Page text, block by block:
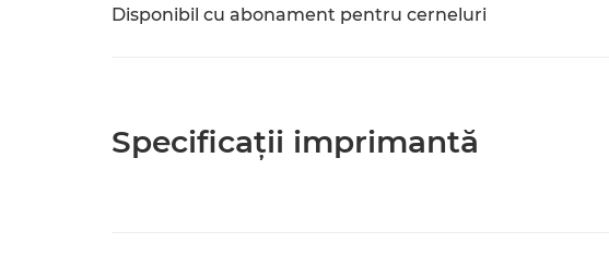
Disponibil cu abonament pentru cerneluri
Specificaţii imprimantă